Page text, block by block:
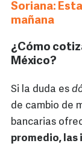
Soriana:
mañana
¿Cómo
México?
Si la duda es
de cambio de
bancarias
promedio,